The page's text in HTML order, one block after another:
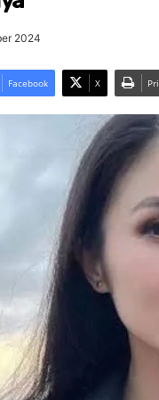
2024
Facebook X